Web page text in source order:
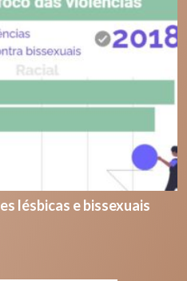
lésbicas e bissexuais